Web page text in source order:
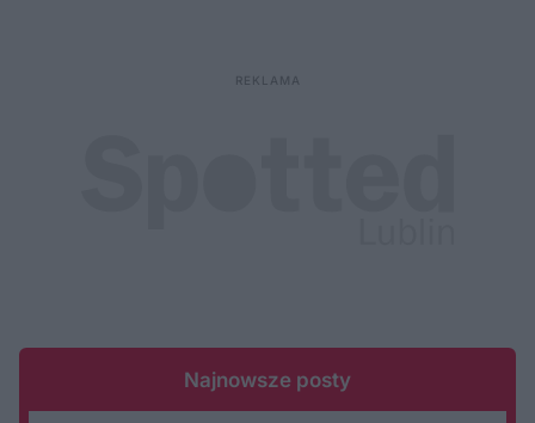
Najnowsze posty